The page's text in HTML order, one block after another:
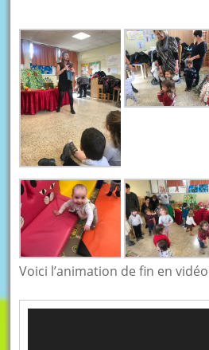
Voici l’animation de fin en vidéo